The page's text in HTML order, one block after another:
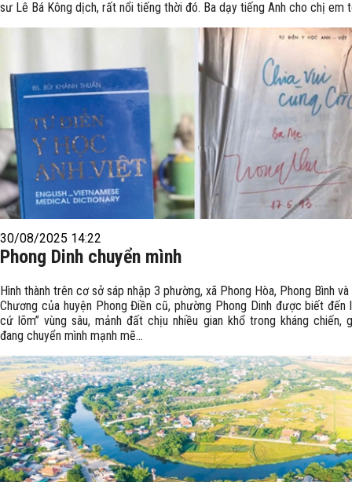
sư Lê Bá Kông dịch, rất nổi tiếng thời đó. Ba dạy tiếng Anh cho chị em
30/08/2025 14:22
Phong Dinh chuyển mình
Hình thành trên cơ sở sáp nhập 3 phường, xã Phong Hòa, Phong Bình
Chương của huyện Phong Điền cũ, phường Phong Dinh được biết đến
cứ lõm” vùng sâu, mảnh đất chịu nhiều gian khổ trong kháng chiến,
đang chuyển mình mạnh mẽ...